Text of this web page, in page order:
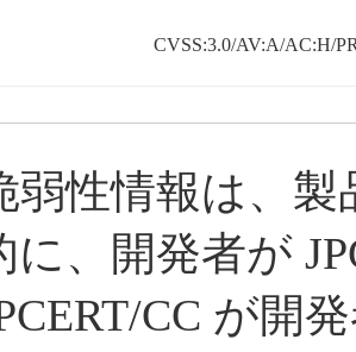
CVSS:3.0/AV:A/AC:H/
弱性情報は、
に、開発者が
CC が開